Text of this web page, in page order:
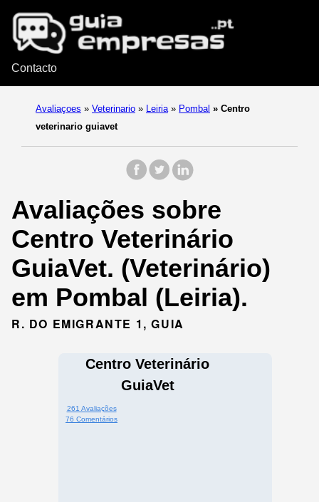
Contacto
Avaliaçoes » Veterinario » Leiria » Pombal » Centro
veterinario guiavet
Avaliações sobre
Centro Veterinário
GuiaVet. (Veterinário)
em Pombal (Leiria).
R. DO EMIGRANTE 1, GUIA
Centro Veterinário
GuiaVet
261 Avaliações
76 Comentários